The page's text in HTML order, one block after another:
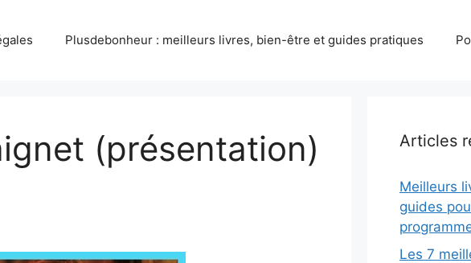
Plusdebonheur : meilleurs livres, bien-être et guides pratiques
(présentation) Articles
Meilleurs
guides
Les 7